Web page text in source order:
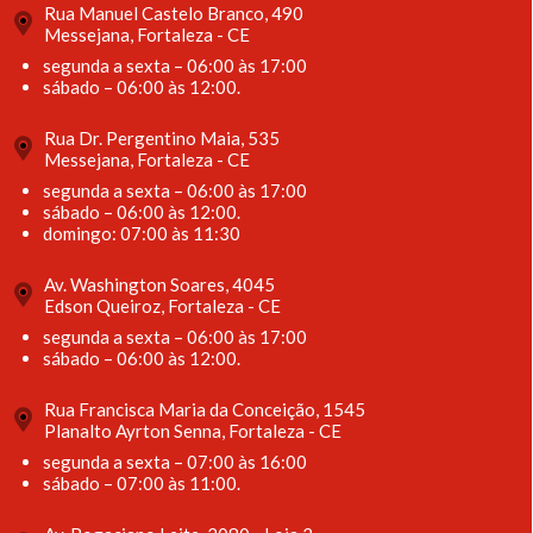
Rua Manuel Castelo Branco, 490
Messejana, Fortaleza - CE
segunda a sexta – 06:00 às 17:00
sábado – 06:00 às 12:00.
Rua Dr. Pergentino Maia, 535
Messejana, Fortaleza - CE
segunda a sexta – 06:00 às 17:00
sábado – 06:00 às 12:00.
domingo: 07:00 às 11:30
Av. Washington Soares, 4045
Edson Queiroz, Fortaleza - CE
segunda a sexta – 06:00 às 17:00
sábado – 06:00 às 12:00.
Rua Francisca Maria da Conceição, 1545
Planalto Ayrton Senna, Fortaleza - CE
segunda a sexta – 07:00 às 16:00
sábado – 07:00 às 11:00.